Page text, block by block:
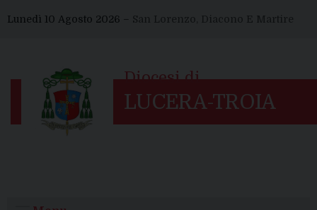
toLunedì 10 Agosto 2026 – San Lorenzo, Diacono E Martire